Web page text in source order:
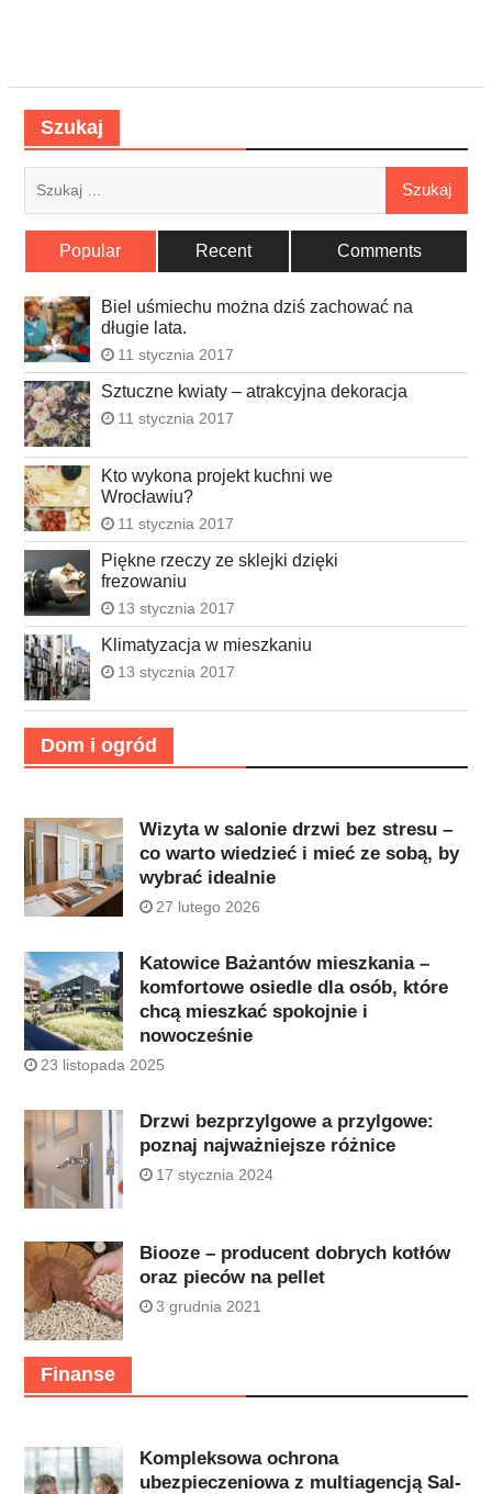
Szukaj
Popular Recent Comments
Biel uśmiechu można dziś zachować na
długie lata.
11 stycznia 2017
Sztuczne kwiaty – atrakcyjna dekoracja
11 stycznia 2017
Kto wykona projekt kuchni we
Wrocławiu?
11 stycznia 2017
Piękne rzeczy ze sklejki dzięki
frezowaniu
13 stycznia 2017
Klimatyzacja w mieszkaniu
13 stycznia 2017
Dom i ogród
Wizyta w salonie drzwi bez stresu –
co warto wiedzieć i mieć ze sobą, by
wybrać idealnie
27 lutego 2026
Katowice Bażantów mieszkania –
komfortowe osiedle dla osób, które
chcą mieszkać spokojnie i
nowocześnie
23 listopada 2025
Drzwi bezprzylgowe a przylgowe:
poznaj najważniejsze różnice
17 stycznia 2024
Biooze – producent dobrych kotłów
oraz pieców na pellet
3 grudnia 2021
Finanse
Kompleksowa ochrona
ubezpieczeniowa z multiagencją Sal-